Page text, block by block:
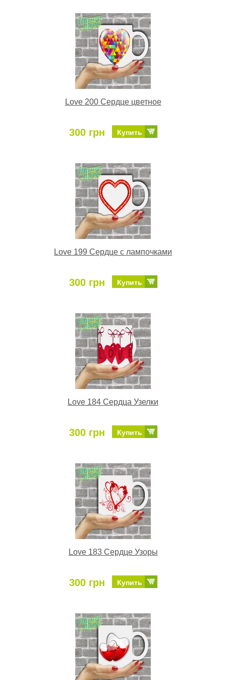
Love 200 Сердце цветное
300 грн Купить
Love 199 Сердце с лампочками
300 грн Купить
Love 184 Сердца Узелки
300 грн Купить
Love 183 Сердце Узоры
300 грн Купить